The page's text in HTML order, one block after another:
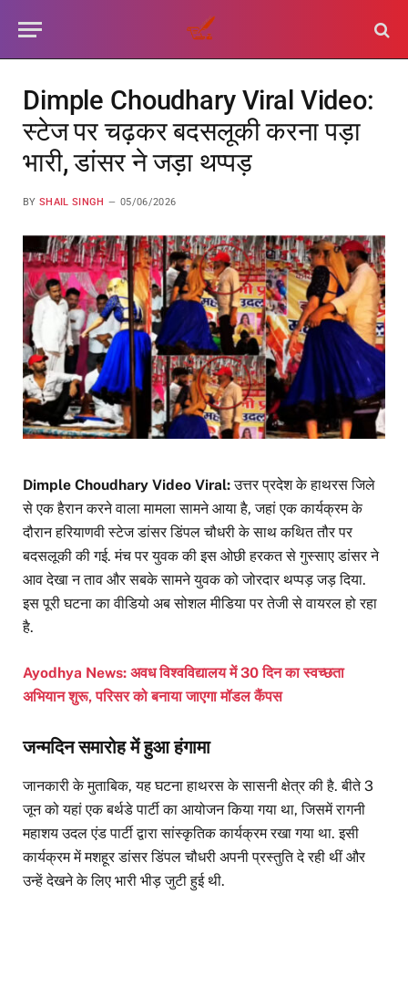
Dimple Choudhary Viral Video:
स्टेज पर चढ़कर बदसलूकी करना पड़ा
भारी, डांसर ने जड़ा थप्पड़
BY SHAIL SINGH 05/06/2026
Dimple Choudhary Video Viral:उत्तर प्रदेश के हाथरस जिले
से एक हैरान करने वाला मामला सामने आया है, जहां एक कार्यक्रम के
दौरान हरियाणवी स्टेज डांसर डिंपल चौधरी के साथ कथित तौर पर
बदसलूकी की गई. मंच पर युवक की इस ओछी हरकत से गुस्साए डांसर ने
आव देखा न ताव और सबके सामने युवक को जोरदार थप्पड़ जड़ दिया.
इस पूरी घटना का वीडियो अब सोशल मीडिया पर तेजी से वायरल हो रहा
है.
Ayodhya News: अवध विश्वविद्यालय में 30 दिन का स्वच्छता
अभियान शुरू, परिसर को बनाया जाएगा मॉडल कैंपस
जन्मदिन समारोह में हुआ हंगामा
जानकारी के मुताबिक, यह घटना हाथरस के सासनी क्षेत्र की है. बीते 3
जून को यहां एक बर्थडे पार्टी का आयोजन किया गया था, जिसमें रागनी
महाशय उदल एंड पार्टी द्वारा सांस्कृतिक कार्यक्रम रखा गया था. इसी
कार्यक्रम में मशहूर डांसर डिंपल चौधरी अपनी प्रस्तुति दे रही थीं और
उन्हें देखने के लिए भारी भीड़ जुटी हुई थी.